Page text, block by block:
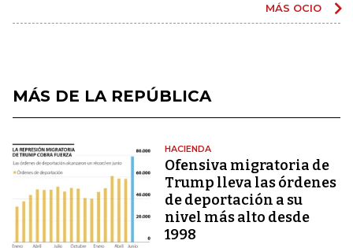
MÁS OCIO
MÁS DE LA REPÚBLICA
HACIENDA
Ofensiva migratoria de
Trump lleva las órdenes
de deportación a su
nivel más alto desde
1998